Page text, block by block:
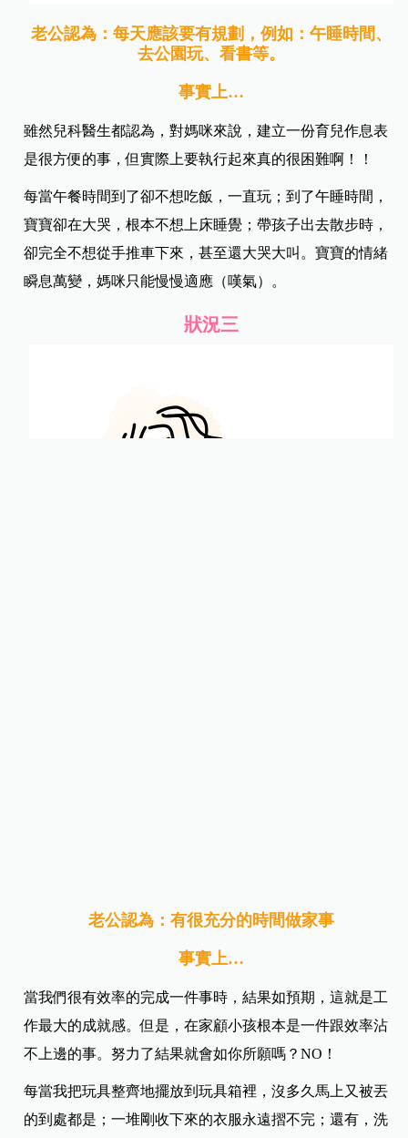
老公認為：每天應該要有規劃，例如：午睡時間、
去公園玩、看書等。
事實上…
雖然兒科醫生都認為，對媽咪來說，建立一份育兒作息表
是很方便的事，但實際上要執行起來真的很困難啊！！
每當午餐時間到了卻不想吃飯，一直玩；到了午睡時間，
寶寶卻在大哭，根本不想上床睡覺；帶孩子出去散步時，
卻完全不想從手推車下來，甚至還大哭大叫。寶寶的情緒
瞬息萬變，媽咪只能慢慢適應（嘆氣）。
狀況三
老公認為：有很充分的時間做家事
事實上…
當我們很有效率的完成一件事時，結果如預期，這就是工
作最大的成就感。但是，在家顧小孩根本是一件跟效率沾
不上邊的事。努力了結果就會如你所願嗎？NO！
每當我把玩具整齊地擺放到玩具箱裡，沒多久馬上又被丟
的到處都是；一堆剛收下來的衣服永遠摺不完；還有，洗